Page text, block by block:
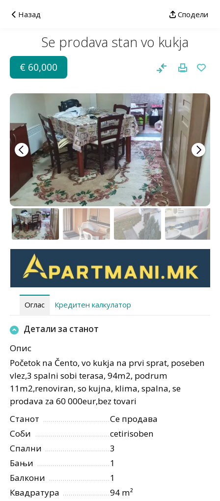
Назад Сподели
Se prodava stan vo kukja
€ 60,000
Оглас Кредитен калкулатор
Детали за станот
Опис
Početok na Čento, vo kukja na prvi sprat, poseben
vlez,3 spalni sobi terasa, 94m2, podrum
11m2,renoviran, so kujna, klima, spalna, se
prodava za 60 000eur,bez tovari
Станот
Се продава
Соби
cetirisoben
Спални
3
Бањи
1
Балкони
1
Квадратура
94 m²